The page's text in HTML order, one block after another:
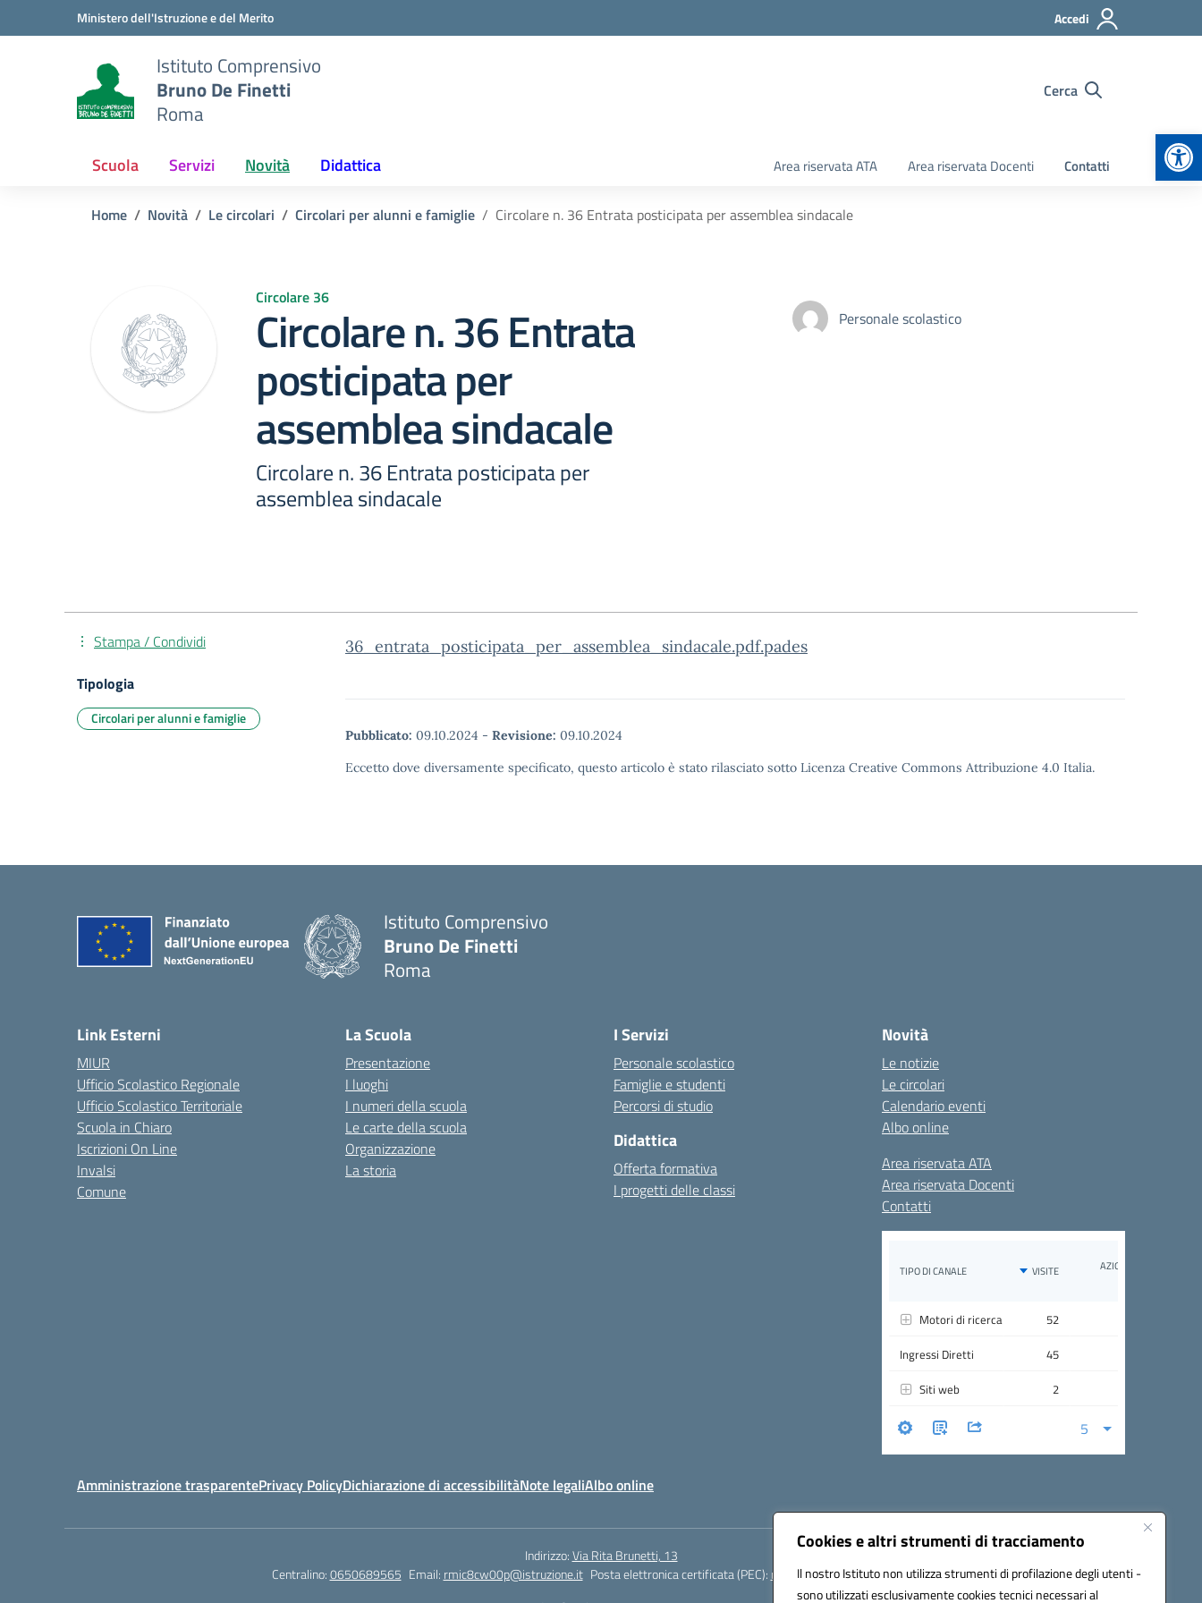
Cookies e altri strumenti di tracciamento
Il nostro Istituto non utilizza strumenti di profilazione degli utenti -
sono utilizzati esclusivamente cookies tecnici necessari al
Vai ai contenuti
Vai al menu di navigazioneMinistero dell'Istruzione e del Merito Accedi
Istituto Comprensivo
Bruno De Finetti
Roma
Cerca
Scuola Servizi Novità Didattica Area riservata ATA Area riservata Docenti Contatti
Home Novità Le circolari Circolari per alunni e famiglie Circolare n. 36 Entrata posticipata per assemblea sindacale
Circolare 36
Circolare n. 36 Entrata
posticipata per
assemblea sindacale
Circolare n. 36 Entrata posticipata per
assemblea sindacale
Personale scolastico
36_entrata_posticipata_per_assemblea_sindacale.pdf.pades
Pubblicato: 09.10.2024 - Revisione: 09.10.2024
Eccetto dove diversamente specificato, questo articolo è stato rilasciato sotto Licenza Creative Commons Attribuzione 4.0 Italia.
Stampa / Condividi
Tipologia
Circolari per alunni e famiglie
Istituto Comprensivo
Bruno De Finetti
Roma
Link Esterni
MIUR
Ufficio Scolastico Regionale
Ufficio Scolastico Territoriale
Scuola in Chiaro
Iscrizioni On Line
Invalsi
Comune
La Scuola
Presentazione
I luoghi
I numeri della scuola
Le carte della scuola
Organizzazione
La storia
I Servizi
Personale scolastico
Famiglie e studenti
Percorsi di studio
Didattica
Offerta formativa
I progetti delle classi
Novità
Le notizie
Le circolari
Calendario eventi
Albo online
Area riservata ATA
Area riservata Docenti
Contatti
Amministrazione trasparentePrivacy PolicyDichiarazione di accessibilitàNote legaliAlbo online
Indirizzo:Via Rita Brunetti, 13
Centralino:0650689565 Email: rmic8cw00p@istruzione.it Posta elettronica certificata (PEC): rmic8cw00p@pec.istruzione.it